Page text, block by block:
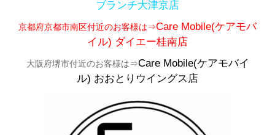
ブランチ大津京店
京都府京都市南区付近のお客様は⇒Care Mobile(ケアモバ
イル) ダイエー桂南店
大阪府堺市付近のお客様は⇒Care Mobile(ケアモバイ
ル) おおとりウイングス店